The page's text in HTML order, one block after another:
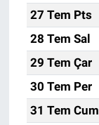
27 Tem Pts
28 Tem Sal
29 Tem Çar
30 Tem Per
31 Tem Cum